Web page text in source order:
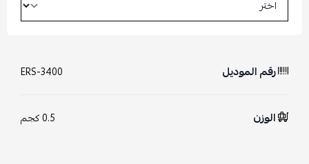
رقم الموديل ERS-3400
الوزن 0.5 كجم